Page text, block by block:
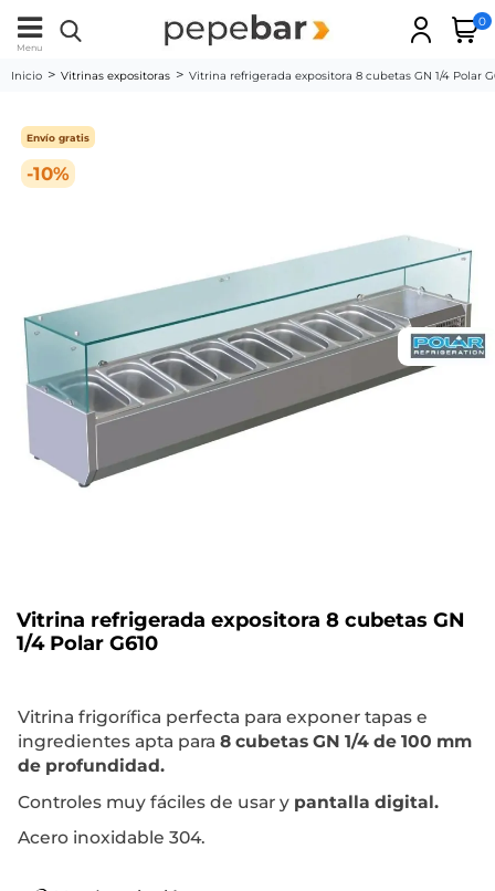
Menu
0
Inicio Vitrinas expositoras Vitrina refrigerada expositora 8 cubetas GN 1/4 Polar
-10%
Envío gratis
Vitrina refrigerada expositora 8 cubetas GN
1/4 Polar G610
Vitrina frigorífica perfecta para exponer tapas e
ingredientes apta para 8 cubetas GN 1/4 de 100 mm
de profundidad.
Controles muy fáciles de usar y pantalla digital.
Acero inoxidable 304.